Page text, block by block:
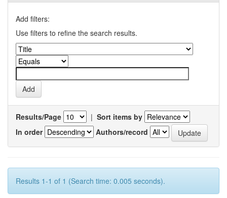
Add filters:
Use filters to refine the search results.
Results/Page | Sort items by
In order
Authors/record
Results 1-1 of 1 (Search time: 0.005 seconds).